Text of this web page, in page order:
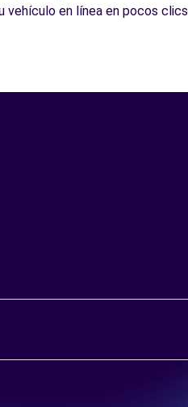
vehículo en línea en pocos clics